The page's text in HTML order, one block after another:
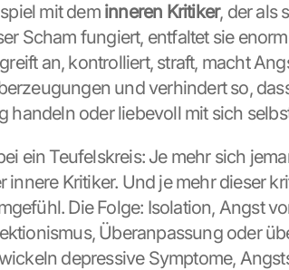
mit dem inneren Kritiker, der als
Scham fungiert, entfaltet sie
an, kontrolliert, straft, macht
und verhindert so,
handeln oder liebevoll mit sich
ein Teufelskreis: Je mehr sich
innere Kritiker. Und je mehr dieser
Die Folge: Isolation, Angst
Überanpassung oder
depressive Symptome,